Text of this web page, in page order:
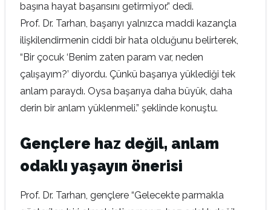
başına hayat başarısını getirmiyor.” dedi.
Prof. Dr. Tarhan, başarıyı yalnızca maddi kazançla
ilişkilendirmenin ciddi bir hata olduğunu belirterek,
“Bir çocuk ‘Benim zaten param var, neden
çalışayım?’ diyordu. Çünkü başarıya yüklediği tek
anlam paraydı. Oysa başarıya daha büyük, daha
derin bir anlam yüklenmeli.” şeklinde konuştu.
Gençlere haz değil, anlam
odaklı yaşayın önerisi
Prof. Dr. Tarhan, gençlere “Gelecekte parmakla